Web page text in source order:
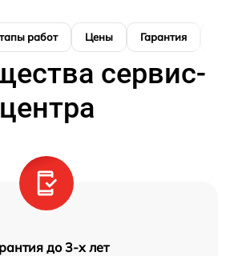
работ Цены Гарантия
сервис-
центра
до 3-х лет